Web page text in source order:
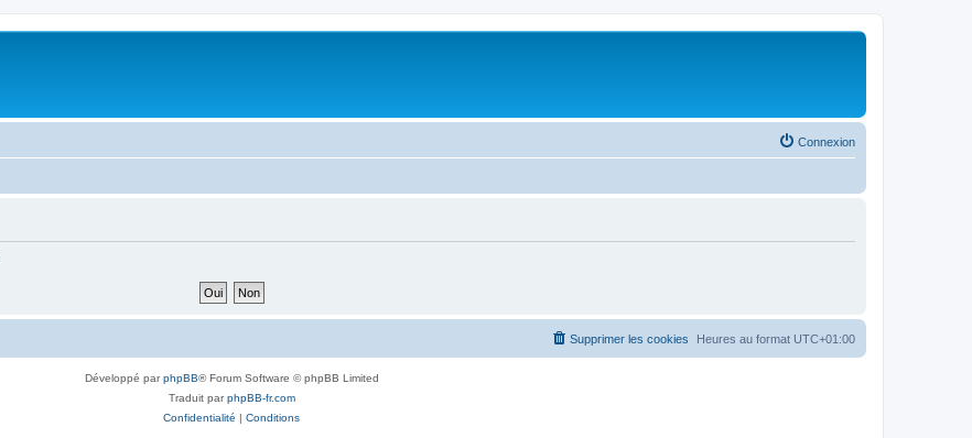
Connexion
Heures au format UTC+01:00
Supprimer les cookies
Développé parphpBB® Forum Software © phpBB Limited
Traduit parphpBB-fr.com
Confidentialité | Conditions